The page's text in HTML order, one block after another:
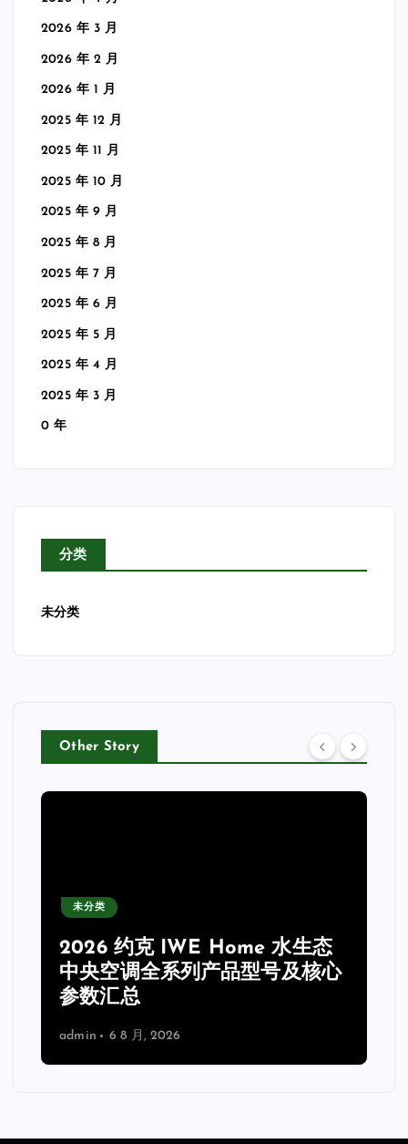
2026 年 3 月
2026 年 2 月
2026 年 1 月
2025 年 12 月
2025 年 11 月
2025 年 10 月
2025 年 9 月
2025 年 8 月
2025 年 7 月
2025 年 6 月
2025 年 5 月
2025 年 4 月
2025 年 3 月
0 年
分类
未分类
Other Story
未分类
2026 约克 IWE Home 水生态
中央空调全系列产品型号及核心
参数汇总
admin 6 8 月, 2026